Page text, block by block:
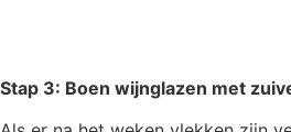
Stap 3: Boen wijnglazen met